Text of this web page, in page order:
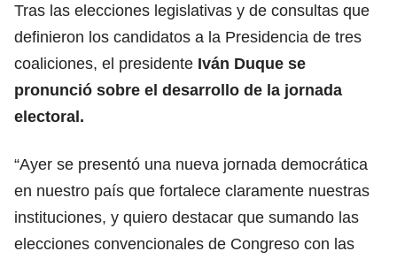
Tras las elecciones legislativas y de consultas que
definieron los candidatos a la Presidencia de tres
coaliciones, el presidente Iván Duque se
pronunció sobre el desarrollo de la jornada
electoral.
“Ayer se presentó una nueva jornada democrática
en nuestro país que fortalece claramente nuestras
instituciones, y quiero destacar que sumando las
elecciones convencionales de Congreso con las